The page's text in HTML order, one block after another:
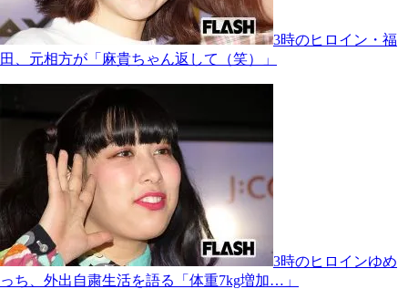
3時のヒロイン・福
田、元相方が「麻貴ちゃん返して（笑）」
3時のヒロインゆめ
っち、外出自粛生活を語る「体重7kg増加…」